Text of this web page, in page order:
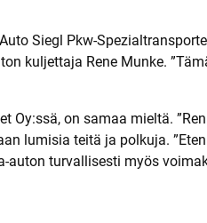
Siegl Pkw-
kuljettaja Rene Munke.
on samaa mieltä.
lumisia teitä ja polkuja.
turvallisesti myös